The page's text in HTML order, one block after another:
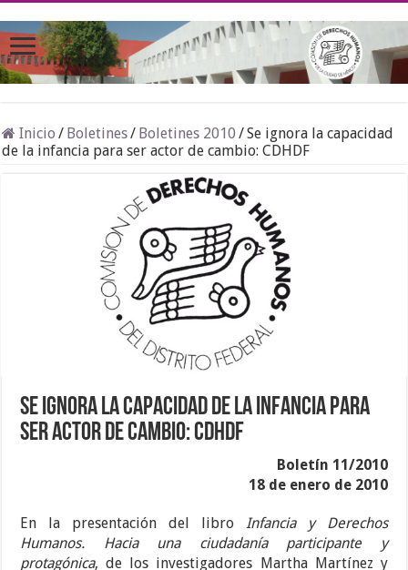
Inicio / Boletines/ Boletines 2010 /Se ignora la capacidad
de la infancia para ser actor de cambio: CDHDF
Se ignora la capacidad de la infancia para
ser actor de cambio: CDHDF
Boletín 11/2010
18 de enero de 2010
En la presentación del libro Infancia y Derechos
Humanos. Hacia una ciudadanía participante y
protagónica, de los investigadores Martha Martínez y